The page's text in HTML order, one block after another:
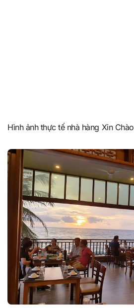
Hình ảnh thực tế nhà hàng Xin Chào